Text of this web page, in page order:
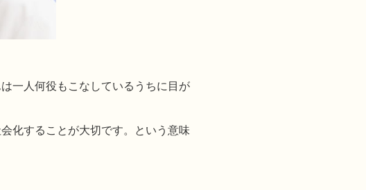
一人何役もこなしているうちに目が
化することが大切です。という意味